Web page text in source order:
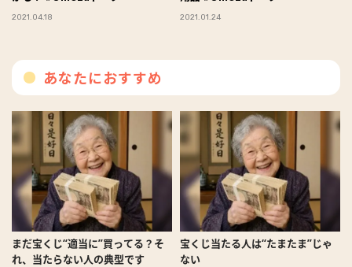
2021.04.18 2021.01.24
あなたにおすすめ
まだ宝くじ“適当に”買ってる？そ
れ、当たらない人の典型です
宝くじ当たる人は“たまたま”じゃ
ない